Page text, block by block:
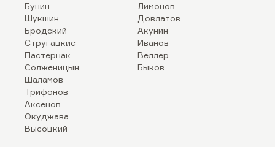
Бунин
Шукшин
Бродский
Стругацкие
Пастернак
Солженицын
Шаламов
Трифонов
Аксенов
Окуджава
Высоцкий
Лимонов
Довлатов
Акунин
Иванов
Веллер
Быков